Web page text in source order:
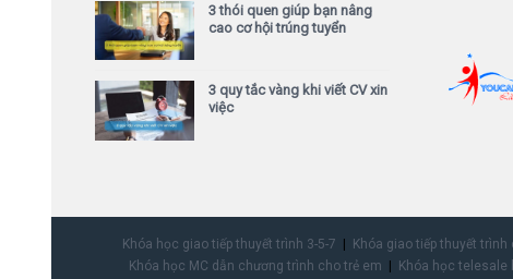
3 thói quen giúp bạn nâng
cao cơ hội trúng tuyển
3 quy tắc vàng khi viết CV xin
việc
Khóa học giao tiếp thuyết trình 3-5-7 Khóa giao tiếp thuyết trình
Khóa học MC dẫn chương trình cho trẻ em
Khóa học telesale